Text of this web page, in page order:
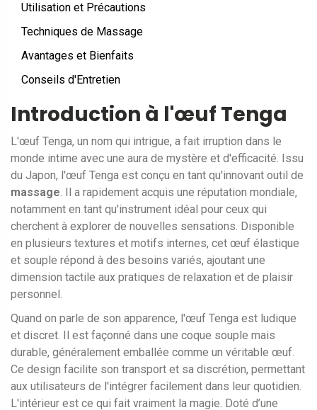
Utilisation et Précautions
Techniques de Massage
Avantages et Bienfaits
Conseils d'Entretien
Introduction à l'œuf Tenga
L'œuf Tenga, un nom qui intrigue, a fait irruption dans le
monde intime avec une aura de mystère et d'efficacité. Issu
du Japon, l'œuf Tenga est conçu en tant qu'innovant outil de
massage. Il a rapidement acquis une réputation mondiale,
notamment en tant qu'instrument idéal pour ceux qui
cherchent à explorer de nouvelles sensations. Disponible
en plusieurs textures et motifs internes, cet œuf élastique
et souple répond à des besoins variés, ajoutant une
dimension tactile aux pratiques de relaxation et de plaisir
personnel.
Quand on parle de son apparence, l'œuf Tenga est ludique
et discret. Il est façonné dans une coque souple mais
durable, généralement emballée comme un véritable œuf.
Ce design facilite son transport et sa discrétion, permettant
aux utilisateurs de l'intégrer facilement dans leur quotidien.
L'intérieur est ce qui fait vraiment la magie. Doté d’une